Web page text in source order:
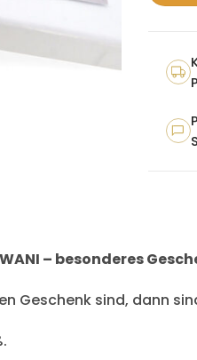
– besonderes
Geschenk sind, dann